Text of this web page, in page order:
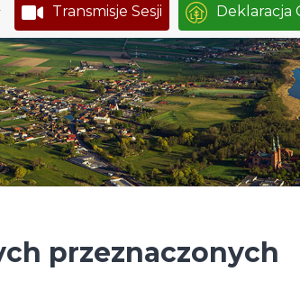
Transmisje Sesji Deklaracja
przeznaczonych